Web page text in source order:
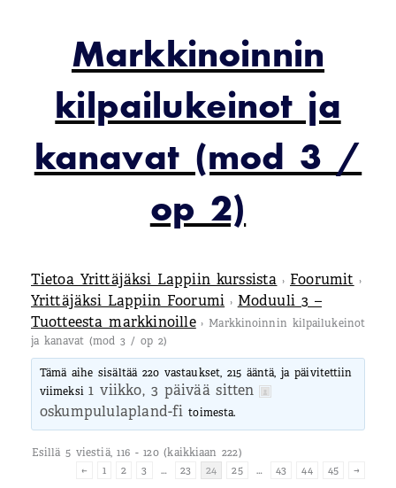
Markkinoinnin
kilpailukeinot ja
kanavat (mod 3 /
op 2)
Tietoa Yrittäjäksi Lappiin kurssista › Foorumit ›
Yrittäjäksi Lappiin Foorumi › Moduuli 3 –
Tuotteesta markkinoille › Markkinoinnin kilpailukeinot
ja kanavat (mod 3 / op 2)
Tämä aihe sisältää 220 vastaukset, 215 ääntä, ja päivitettiin
viimeksi1 viikko, 3 päivää sitten
oskumpululapland-fi toimesta.
Esillä 5 viestiä, 116 - 120 (kaikkiaan 222)
←
1 2 3 … 23 24 25 … 43 44 45 →